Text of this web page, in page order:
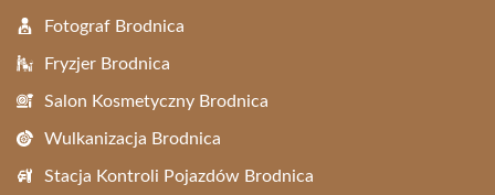
Fotograf Brodnica
Fryzjer Brodnica
Salon Kosmetyczny Brodnica
Wulkanizacja Brodnica
Stacja Kontroli Pojazdów Brodnica